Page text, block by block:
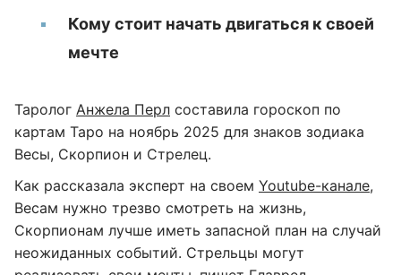
Кому стоит начать двигаться к своей
мечте
Таролог Анжела Перл составила гороскоп по
картам Таро на ноябрь 2025 для знаков зодиака
Весы, Скорпион и Стрелец.
Как рассказала эксперт на своем Youtube-канале,
Весам нужно трезво смотреть на жизнь,
Скорпионам лучше иметь запасной план на случай
неожиданных событий. Стрельцы могут